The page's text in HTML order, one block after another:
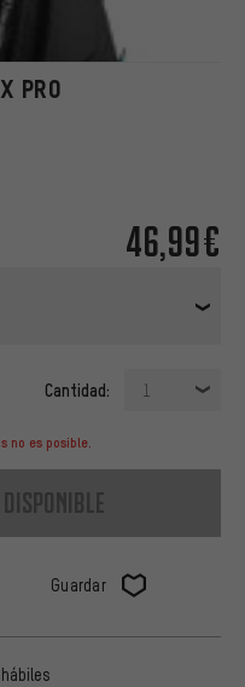
PRO
46,99€
Cantidad: 1
no es posible.
Guardar